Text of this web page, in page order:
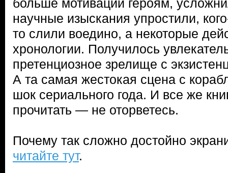
больше мотивации героям,
научные изыскания упростили,
то слили воедино, а некоторые
хронологии. Получилось
претенциозное зрелище с
А та самая жестокая сцена с
шок сериального года. И все же
прочитать — не оторветесь.
Почему так сложно достойно
читайте тут.